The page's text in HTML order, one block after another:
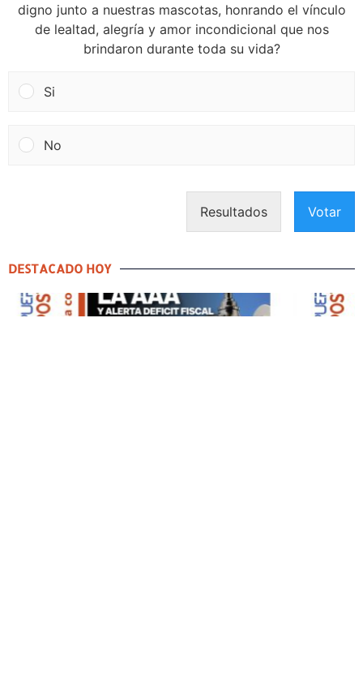
digno junto a nuestras mascotas, honrando el vínculo
de lealtad, alegría y amor incondicional que nos
brindaron durante toda su vida?
Si
No
Resultados Votar
DESTACADO HOY